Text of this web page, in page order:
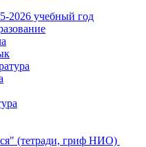
2026 учебный год
(тетради, гриф НИО)